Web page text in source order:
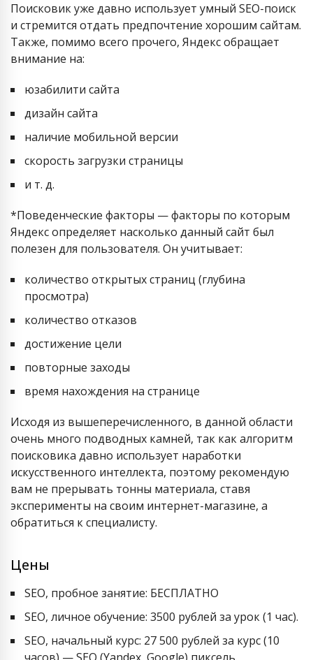
Поисковик уже давно использует умный SEO-поиск
и стремится отдать предпочтение хорошим сайтам.
Также, помимо всего прочего, Яндекс обращает
внимание на:
юзабилити сайта
дизайн сайта
наличие мобильной версии
скорость загрузки страницы
и т. д.
*Поведенческие факторы — факторы по которым
Яндекс определяет насколько данный сайт был
полезен для пользователя. Он учитывает:
количество открытых страниц (глубина
просмотра)
количество отказов
достижение цели
повторные заходы
время нахождения на странице
Исходя из вышеперечисленного, в данной области
очень много подводных камней, так как алгоритм
поисковика давно использует наработки
искусственного интеллекта, поэтому рекомендую
вам не прерывать тонны материала, ставя
эксперименты на своим интернет-магазине, а
обратиться к специалисту.
Цены
SEO, пробное занятие: БЕСПЛАТНО
SEO, личное обучение: 3500 рублей за урок (1 час).
SEO, начальный курс: 27 500 рублей за курс (10